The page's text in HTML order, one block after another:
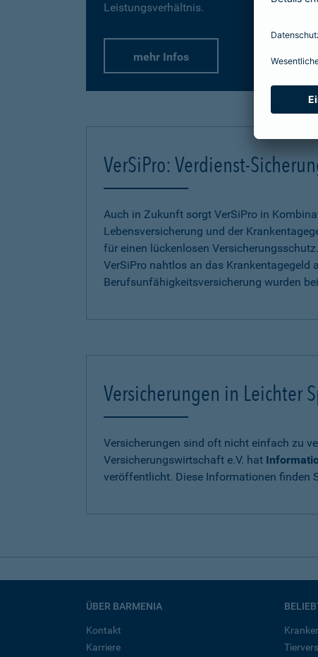
Leistungsverhältnis.
mehr Infos
VerSiPro: Verdienst-
Auch in Zukunft sorgt VerSiPro in
Lebensversicherung und der
für einen lückenlosen
VerSiPro nahtlos an das Krankentagegeld
Berufsunfähigkeitsversicherung wurden
Versicherungen in Leichter
Versicherungen sind oft nicht einfach zu
Versicherungswirtschaft e.V. hat
veröffentlicht. Diese Informationen finden
ÜBER BARMENIA
Kontakt
Karriere